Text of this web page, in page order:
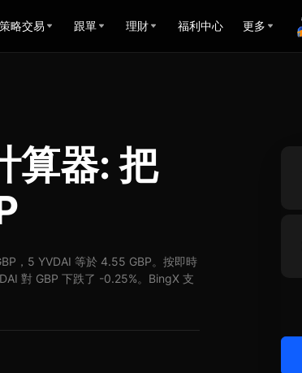
策略交易 跟單 理財 福利中心 更多
算器: 把
，5 YVDAI 等於 4.55 GBP。按即時
對 GBP 下跌了 -0.25%。BingX 支